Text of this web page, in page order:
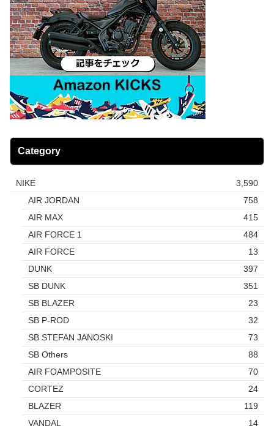
Category
NIKE
3,590
AIR JORDAN
758
AIR MAX
415
AIR FORCE 1
484
AIR FORCE
13
DUNK
397
SB DUNK
351
SB BLAZER
23
SB P-ROD
32
SB STEFAN JANOSKI
73
SB Others
88
AIR FOAMPOSITE
70
CORTEZ
24
BLAZER
119
VANDAL
14